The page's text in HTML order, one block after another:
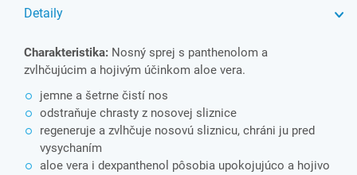
Detaily
Charakteristika: Nosný sprej s panthenolom a
zvlhčujúcim a hojivým účinkom aloe vera.
jemne a šetrne čistí nos
odstraňuje chrasty z nosovej sliznice
regeneruje a zvlhčuje nosovú sliznicu, chráni ju pred
vysychaním
aloe vera i dexpanthenol pôsobia upokojujúco a hojivo